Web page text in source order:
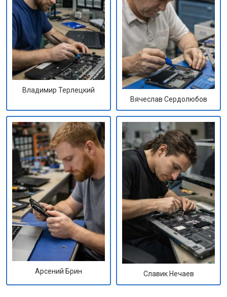
Владимир Терлецкий
Вячеслав Сердолюбов
Арсений Брин Славик Нечаев